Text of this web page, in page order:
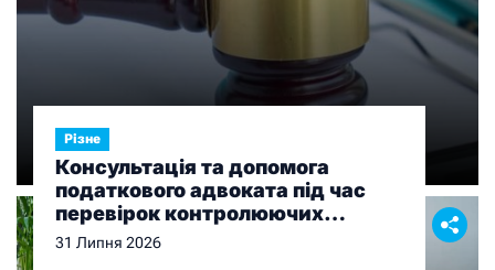
Різне
Консультація та допомога
податкового адвоката під час
перевірок контролюючих
органів
31 Липня 2026